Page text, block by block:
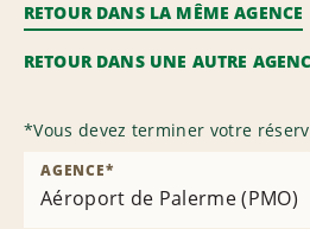
RETOUR DANS LA MÊME AGENCE
RETOUR DANS UNE AUTRE
*Vous devez terminer votre
Aéroport de Palerme (PMO)
AGENCE*